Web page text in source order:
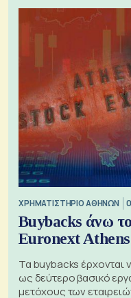
XΡΗΜΑΤΙΣΤΗΡΙΟ ΑΘΗΝΩΝ
Buybacks άνω
Euronext Athens
Τα buybacks έρχονται
ως δεύτερο βασικό
μετόχους των